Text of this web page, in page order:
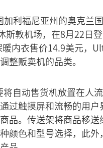
利福尼亚州的奥克兰
斯敦机场，在8月22日
内衣售价14.9美元，
整贩卖机的品类。
自动售货机放置在人
过触摸屏和流畅的用
品。传送架将商品移
颜色和型号选择，此